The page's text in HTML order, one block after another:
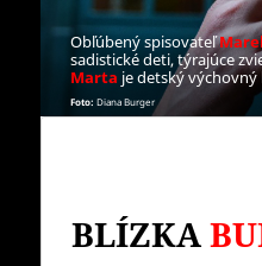
Obľúbený spisovateľ
sadistické deti, týrajúce
Marta je detský
Foto: Diana Burger
BLÍZKA